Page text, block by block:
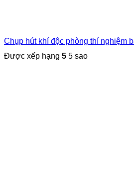
Chụp hút khí độc phòng thí nghiệm
Được xếp hạng 5 5 sao